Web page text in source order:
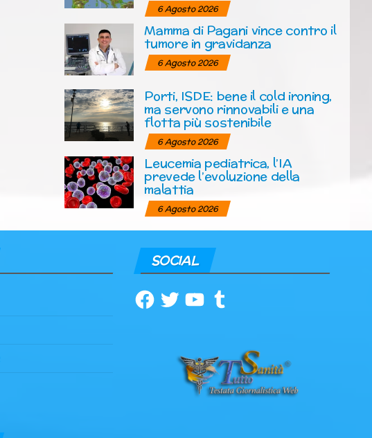
6 Agosto 2026
Mamma di Pagani vince contro il
tumore in gravidanza
6 Agosto 2026
Porti, ISDE: bene il cold ironing,
ma servono rinnovabili e una
flotta più sostenibile
6 Agosto 2026
Leucemia pediatrica, l’IA
prevede l’evoluzione della
malattia
6 Agosto 2026
SOCIAL
Facebook
TwitterYouTubeTumblr